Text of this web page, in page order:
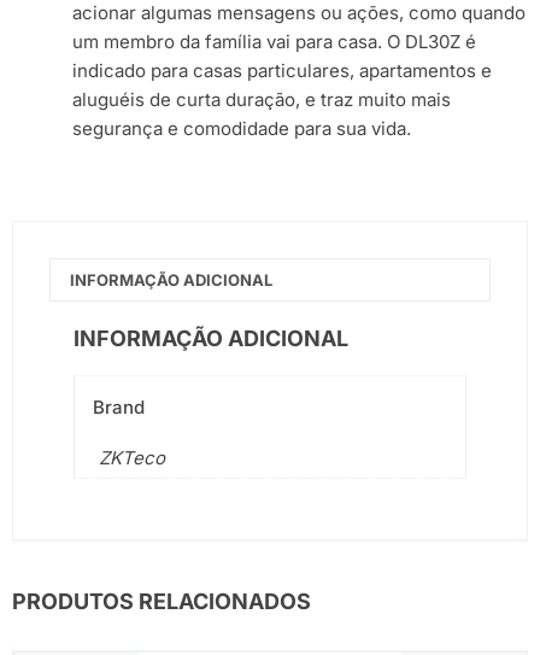
acionar algumas mensagens ou ações, como quando
um membro da família vai para casa. O DL30Z é
indicado para casas particulares, apartamentos e
aluguéis de curta duração, e traz muito mais
segurança e comodidade para sua vida.
INFORMAÇÃO ADICIONAL
INFORMAÇÃO ADICIONAL
Brand
ZKTeco
PRODUTOS RELACIONADOS